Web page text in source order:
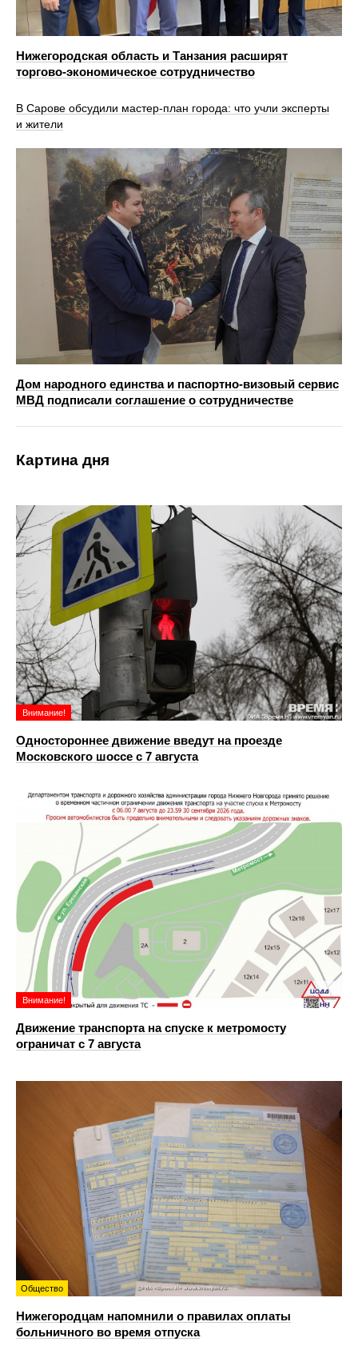
Нижегородская область и Танзания расширят
торгово‑экономическое сотрудничество
В Сарове обсудили мастер‑план города: что учли эксперты
и жители
Дом народного единства и паспортно-визовый сервис
МВД подписали соглашение о сотрудничестве
Картина дня
Внимание!
Одностороннее движение введут на проезде
Московского шоссе с 7 августа
Внимание!
Движение транспорта на спуске к метромосту
ограничат с 7 августа
Общество
Нижегородцам напомнили о правилах оплаты
больничного во время отпуска